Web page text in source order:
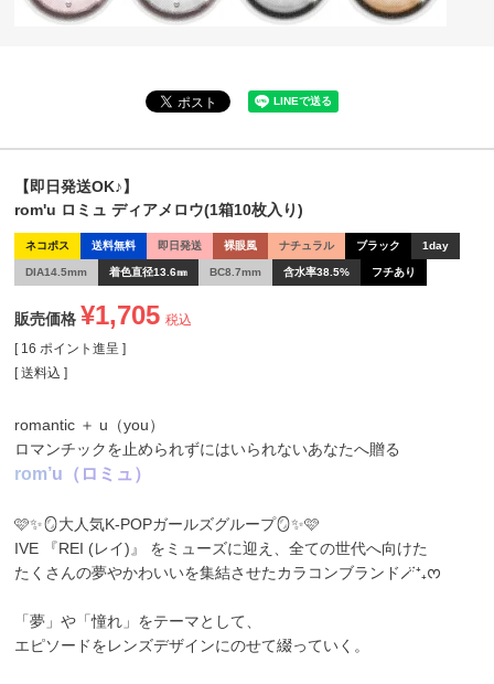
【即日発送OK♪】
rom'u ロミュ ディアメロウ(1箱10枚入り)
ネコポス 送料無料 即日発送 裸眼風 ナチュラル ブラック 1day
DIA14.5mm 着色直径13.6㎜ BC8.7mm 含水率38.5% フチあり
販売価格 ¥1,705 税込
[ 16 ポイント進呈 ]
送料込
romantic ＋ u（you）
ロマンチックを止められずにはいられないあなたへ贈る
rom’u （ ロ ミ ュ）
🩷✨🪞大人気K‐POPガールズグループ🪞✨🩷
IVE 『REI (レイ)』 をミューズに迎え、全ての世代へ向けた
たくさんの夢やかわいいを集結させたカラコンブランド🪄⁺₊ᰔ
「夢」や「憧れ」をテーマとして、
エピソードをレンズデザインにのせて綴っていく。